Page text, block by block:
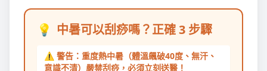
💡 中暑可以刮痧嗎？正確 3 步驟
⚠️ 警告：重度熱中暑（體溫飆破40度、無汗、
意識不清）嚴禁刮痧，必須立刻送醫！